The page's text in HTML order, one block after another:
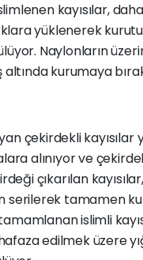
kayısılar,
yüklenerek
Naylonların
altında kurumaya
çekirdekli kayısılar
alınıyor ve
çıkarılan
serilerek tamamen
islimli
edilmek üzere